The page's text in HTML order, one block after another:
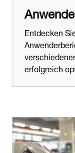
Entdecken
erfolgreich